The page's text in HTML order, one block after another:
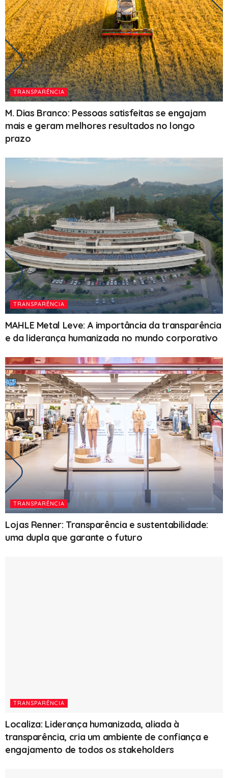
TRANSPARÊNCIA
M. Dias Branco: Pessoas satisfeitas se engajam
mais e geram melhores resultados no longo
prazo
TRANSPARÊNCIA
MAHLE Metal Leve: A importância da transparência
e da liderança humanizada no mundo corporativo
TRANSPARÊNCIA
Lojas Renner: Transparência e sustentabilidade:
uma dupla que garante o futuro
TRANSPARÊNCIA
Localiza: Liderança humanizada, aliada à
transparência, cria um ambiente de confiança e
engajamento de todos os stakeholders